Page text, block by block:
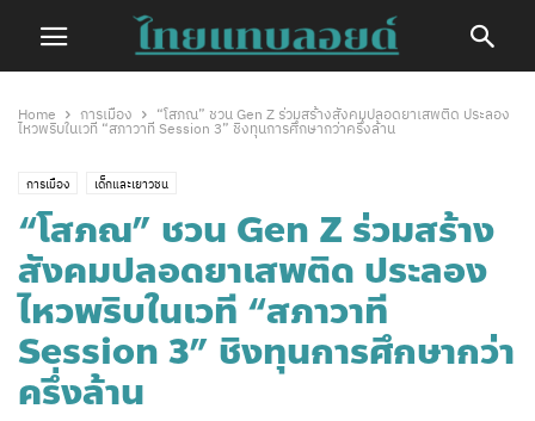
Home การเมือง
“โสภณ” ชวน Gen Z ร่วมสร้างสังคมปลอดยาเสพติด ประลอง
ไหวพริบในเวที “สภาวาที Session 3” ชิงทุนการศึกษากว่าครึ่งล้าน
การเมือง เด็กและเยาวชน
“โสภณ” ชวน Gen Z ร่วมสร้าง
สังคมปลอดยาเสพติด ประลอง
ไหวพริบในเวที “สภาวาที
Session 3” ชิงทุนการศึกษากว่า
ครึ่งล้าน